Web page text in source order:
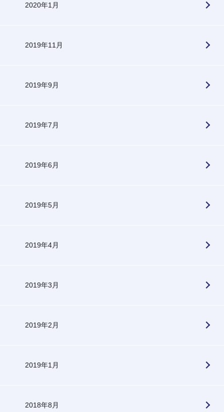
2020年1月
2019年11月
2019年9月
2019年7月
2019年6月
2019年5月
2019年4月
2019年3月
2019年2月
2019年1月
2018年8月